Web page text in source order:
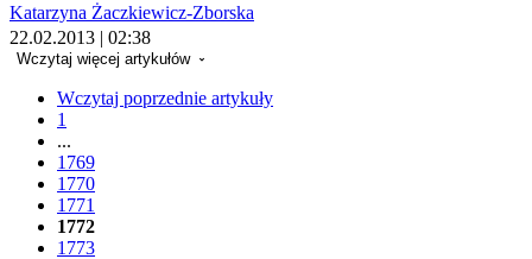
Katarzyna Żaczkiewicz-Zborska
22.02.2013 | 02:38
Wczytaj więcej artykułów
Wczytaj poprzednie artykuły
1
...
1769
1770
1771
1772
1773